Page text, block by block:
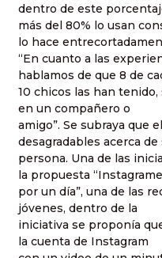
dentro de este
más del 80% lo usan
lo hace
“En cuanto a las
hablamos de que 8 de
10 chicos las han
en un compañero o
amigo”. Se subraya que
desagradables acerca de
persona. Una de las
la propuesta
por un día”, una de las
jóvenes, dentro de la
iniciativa se proponía
la cuenta de Instagram